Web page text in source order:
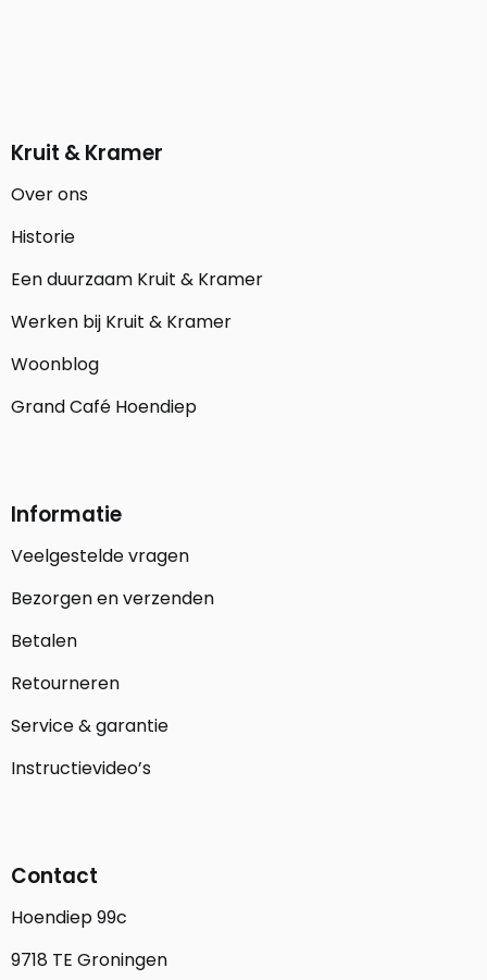
Kruit & Kramer
Over ons
Historie
Een duurzaam Kruit & Kramer
Werken bij Kruit & Kramer
Woonblog
Grand Café Hoendiep
Informatie
Veelgestelde vragen
Bezorgen en verzenden
Betalen
Retourneren
Service & garantie
Instructievideo’s
Contact
Hoendiep 99c
9718 TE Groningen